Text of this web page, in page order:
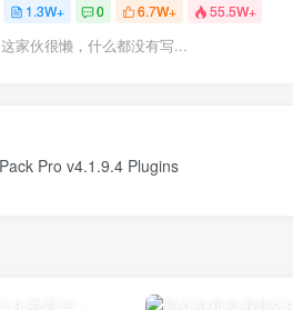
1.3W+ 0 6.7W+ 55.5W+
这家伙很懒，什么都没有写...
All in One SEO Pack Pro v4.1.9.4 Plugins